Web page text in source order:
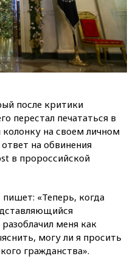
после критики
перестал печататься в
колонку на своем личном
на обвинения
в пророссийской
«Теперь, когда
меня как
могу ли я просить
гражданства».